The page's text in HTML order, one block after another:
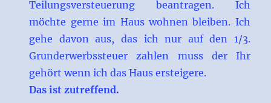
Teilungsversteuerung beantragen. Ich
möchte gerne im Haus wohnen bleiben. Ich
gehe davon aus, das ich nur auf den 1/3.
Grunderwerbssteuer zahlen muss der Ihr
gehört wenn ich das Haus ersteigere.
Das ist zutreffend.